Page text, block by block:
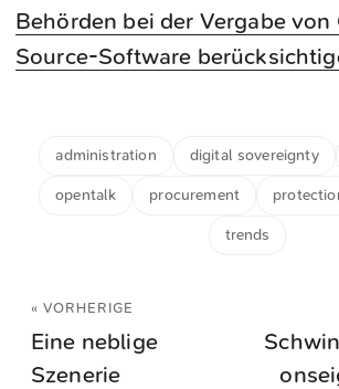
Behörden bei der Vergabe von
Source-Software
administration digital sovereignty
opentalk procurement
trends
« VORHERIGE
Eine neblige
Szenerie